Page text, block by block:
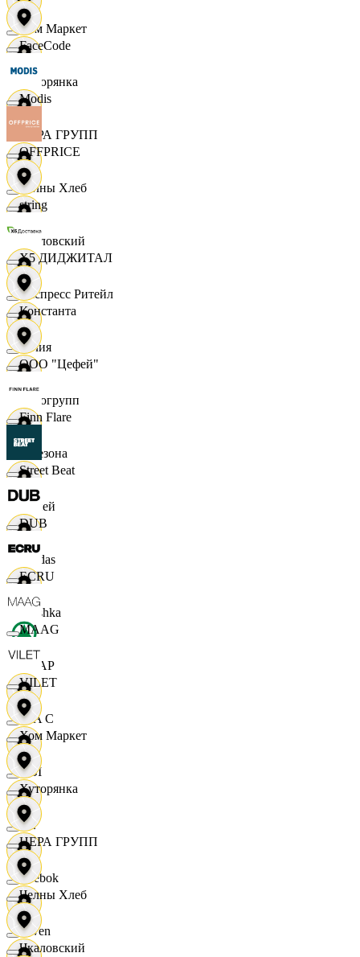
Хом Маркет
Хуторянка
ЦЕРА ГРУПП
Челны Хлеб
Чкаловский
Экспресс Ритейл
Юлия
Яркогрупп
4 Сезона
7 дней
Adidas
Bershka
СПАР
M A C
OBI
RE
Reebok
Seven
FaceCode
Modis
OFFPRICE
string
X5 ДИДЖИТАЛ
Константа
ООО "Цефей"
Finn Flare
Street Beat
DUB
ECRU
MAAG
VILET
Хом Маркет
Хуторянка
ЦЕРА ГРУПП
Челны Хлеб
Чкаловский